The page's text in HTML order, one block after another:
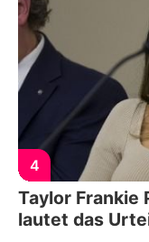
4
Taylor Frankie
lautet das